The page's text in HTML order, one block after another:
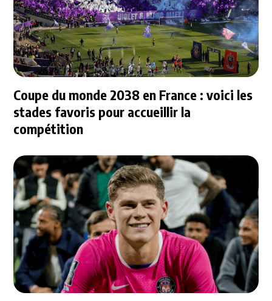
Coupe du monde 2038 en France : voici les
stades favoris pour accueillir la
compétition